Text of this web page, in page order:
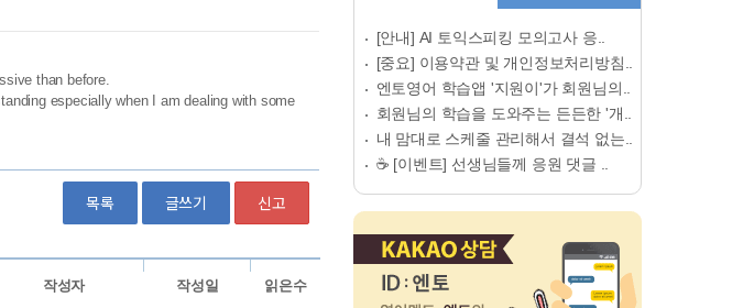
목록 글쓰기 신고
[안내] AI 토익스피킹 모의고사 응..
[중요] 이용약관 및 개인정보처리방침..
엔토영어 학습앱 '지원이'가 회원님의..
회원님의 학습을 도와주는 든든한 '개..
내 맘대로 스케줄 관리해서 결석 없는..
☕ [이벤트] 선생님들께 응원 댓글 ..